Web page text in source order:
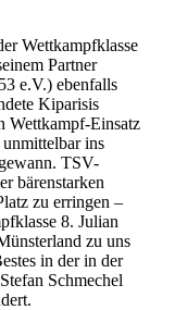
Wettkampfklasse
Partner
e.V.) ebenfalls
Kiparisis
Wettkampf-Einsatz
ins
TSV-
bärenstarken
zu erringen –
8. Julian
zu uns
in der in der
Schmechel